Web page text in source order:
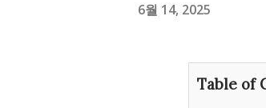
6월 14, 2025
Table of